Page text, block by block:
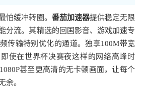
怕缓冲转圈。 番茄加速器提供稳定无限
分流。其精选的回国影音、游戏加速专
传输特别优化的通道。独享100M带宽
使在世界杯决赛夜这样的网络高峰时
甚至更高清的无卡顿画面，让每个
余。